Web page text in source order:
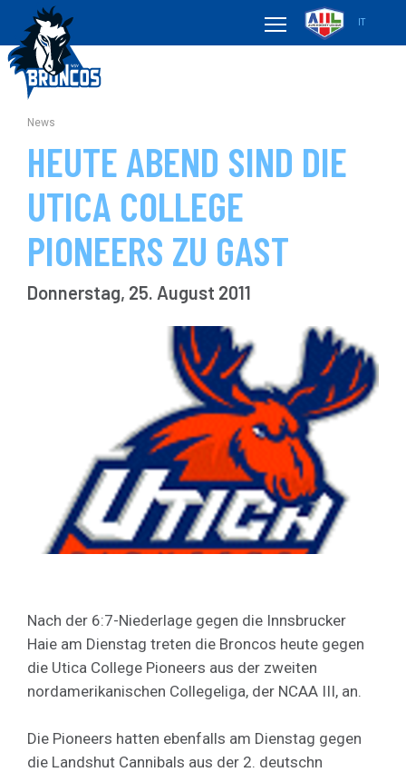
IT
News
HEUTE ABEND SIND DIE
UTICA COLLEGE
PIONEERS ZU GAST
Donnerstag, 25. August 2011
Nach der 6:7-Niederlage gegen die Innsbrucker
Haie am Dienstag treten die Broncos heute gegen
die Utica College Pioneers aus der zweiten
nordamerikanischen Collegeliga, der NCAA III, an.
Die Pioneers hatten ebenfalls am Dienstag gegen
die Landshut Cannibals aus der 2. deutschn